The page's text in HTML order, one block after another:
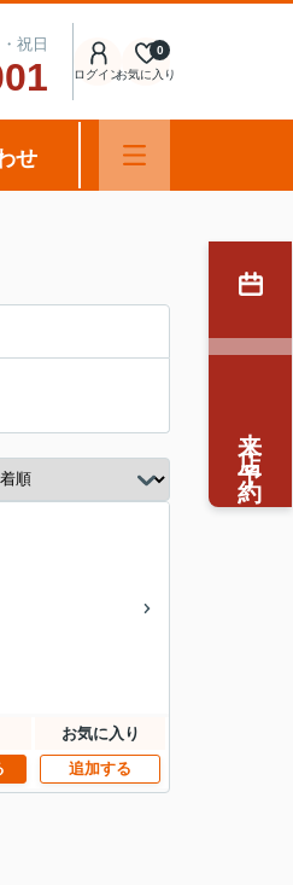
祝日
ログインお気に入り
0
せ
お気に入り
追加する
来店予約